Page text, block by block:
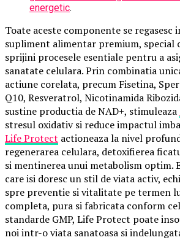
energetic.
Toate aceste componente se regasesc
supliment alimentar premium, special
sprijini procesele esentiale pentru a
sanatate celulara. Prin combinatia
actiune corelata, precum Fisetina,
Q10, Resveratrol, Nicotinamida
sustine productia de NAD+, stimuleaza
stresul oxidativ si reduce impactul
Life Protect actioneaza la nivel
regenerarea celulara, detoxifierea
si mentinerea unui metabolism optim.
care isi doresc un stil de viata activ,
spre preventie si vitalitate pe termen
completa, pura si fabricata conform
standarde GMP, Life Protect poate
noi intr-o viata sanatoasa si